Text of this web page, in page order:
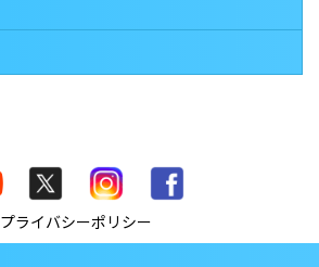
プライバシーポリシー